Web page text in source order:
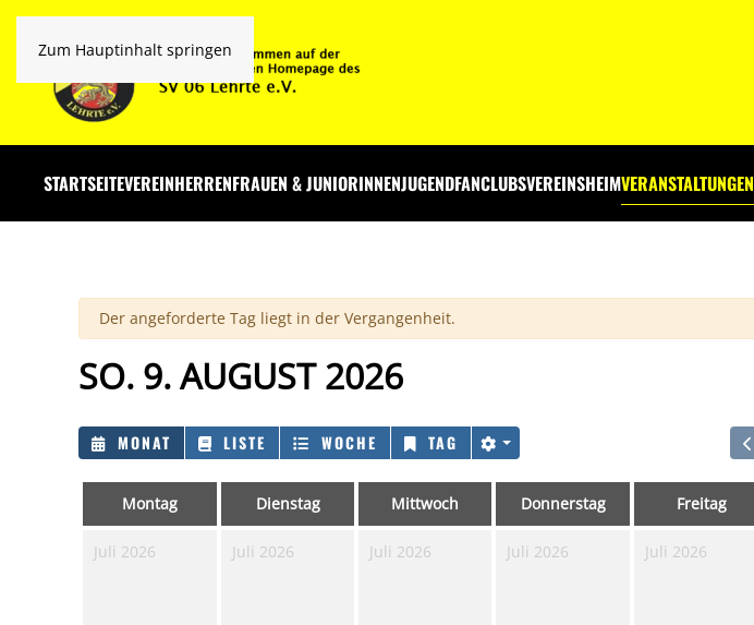
Zum Hauptinhalt springen
STARTSEITEVEREINHERRENFRAUEN & JUNIORINNENJUGENDFANCLUBSVEREINSHEIMVERANSTALTUNGEN
Warnung
Der angeforderte Tag liegt in der Vergangenheit.
SO. 9. AUGUST 2026
MONAT LISTE WOCHE TAG
Montag Dienstag Mittwoch Donnerstag Freitag
Juli 2026 Juli 2026 Juli 2026 Juli 2026 Juli 2026